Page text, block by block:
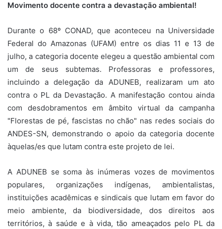
Movimento docente contra a devastação ambiental!
Durante o 68º CONAD, que aconteceu na Universidade
Federal do Amazonas (UFAM) entre os dias 11 e 13 de
julho, a categoria docente elegeu a questão ambiental com
um de seus subtemas. Professoras e professores,
incluindo a delegação da ADUNEB, realizaram um ato
contra o PL da Devastação. A manifestação contou ainda
com desdobramentos em âmbito virtual da campanha
"Florestas de pé, fascistas no chão" nas redes sociais do
ANDES-SN, demonstrando o apoio da categoria docente
àquelas/es que lutam contra este projeto de lei.
A ADUNEB se soma às inúmeras vozes de movimentos
populares, organizações indígenas, ambientalistas,
instituições acadêmicas e sindicais que lutam em favor do
meio ambiente, da biodiversidade, dos direitos aos
territórios, à saúde e à vida, tão ameaçados pelo PL da